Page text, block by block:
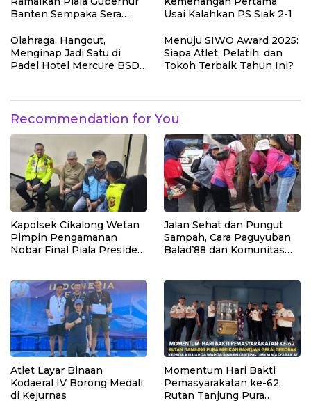
Banten Sempaka Sera
Tangerang
Usai Kalahkan PS Siak 2-1
Olahraga, Hangout,
Menginap Jadi Satu di
Padel Hotel Mercure BSD
Menuju SIWO Award 2025:
Siapa Atlet, Pelatih, dan
Tokoh Terbaik Tahun Ini?
Recommendation for You
Kapolsek Cikalong Wetan
Pimpin Pengamanan
Nobar Final Piala Presiden
Jalan Sehat dan Pungut
Sampah, Cara Paguyuban
Balad’88 dan Komunitas
Atlet Layar Binaan
Kodaeral IV Borong Medali
di Kejurnas
Momentum Hari Bakti
Pemasyarakatan ke-62
Rutan Tanjung Pura